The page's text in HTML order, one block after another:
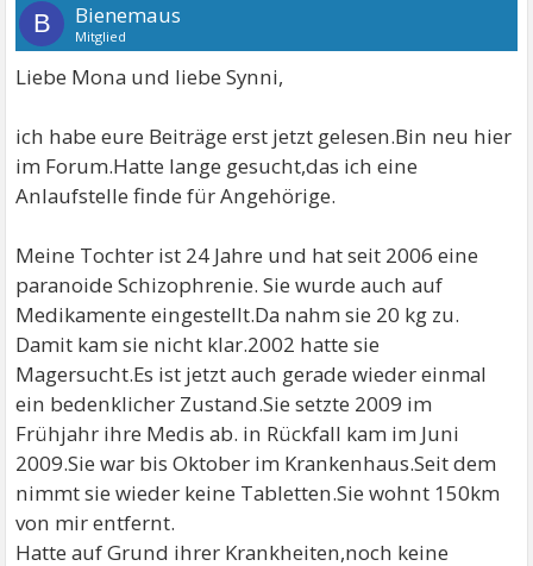
B Bienemaus
Mitglied
Liebe Mona und liebe Synni,
ich habe eure Beiträge erst jetzt gelesen.Bin neu hier
im Forum.Hatte lange gesucht,das ich eine
Anlaufstelle finde für Angehörige.
Meine Tochter ist 24 Jahre und hat seit 2006 eine
paranoide Schizophrenie. Sie wurde auch auf
Medikamente eingestellt.Da nahm sie 20 kg zu.
Damit kam sie nicht klar.2002 hatte sie
Magersucht.Es ist jetzt auch gerade wieder einmal
ein bedenklicher Zustand.Sie setzte 2009 im
Frühjahr ihre Medis ab. in Rückfall kam im Juni
2009.Sie war bis Oktober im Krankenhaus.Seit dem
nimmt sie wieder keine Tabletten.Sie wohnt 150km
von mir entfernt.
Hatte auf Grund ihrer Krankheiten,noch keine